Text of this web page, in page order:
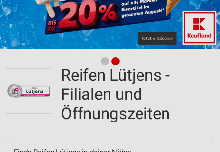
Reifen Lütjens -
Filialen und
Öffnungszeiten